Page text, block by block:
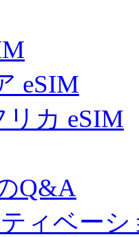
eSIM
カ eSIM
Q&A
ィベー